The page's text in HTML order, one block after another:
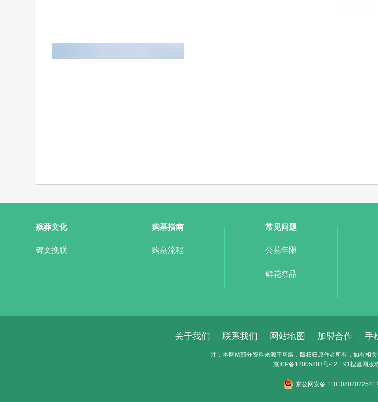
殡葬文化
碑文挽联
购墓指南
购墓流程
常见问题
公墓年限
鲜花祭品
关于我们 联系我们 网站地图 加盟合作 手
注：本网站部分资料来源于网络，版权归原作者所有，如有相
京ICP备12005803号-12 91搜墓网 版
京公网安备 11010802022541